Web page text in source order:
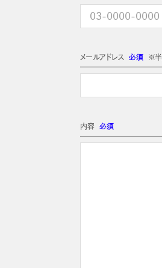
メールアドレス 必須 ※半
内容 必須